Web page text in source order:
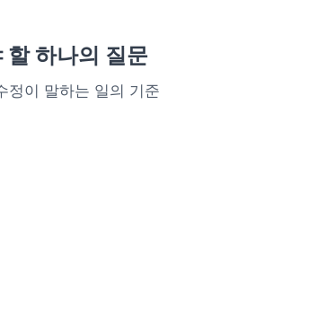
할 하나의 질문
정이 말하는 일의 기준